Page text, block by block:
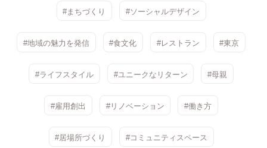
#まちづくり #ソーシャルデザイン
#地域の魅力を発信 #食文化 #レストラン #東京
#ライフスタイル #ユニークなリターン #母親
#雇用創出 #リノベーション #働き方
#居場所づくり #コミュニティスペース